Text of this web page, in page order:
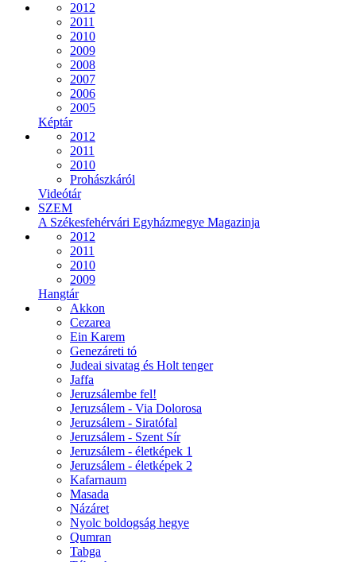
2012
2011
2010
2009
2008
2007
2006
2005
Képtár
2012
2011
2010
Prohászkáról
Videótár
SZEM
A Székesfehérvári Egyházmegye Magazinja
2012
2011
2010
2009
Hangtár
Akkon
Cezarea
Ein Karem
Genezáreti tó
Judeai sivatag és Holt tenger
Jaffa
Jeruzsálembe fel!
Jeruzsálem - Via Dolorosa
Jeruzsálem - Siratófal
Jeruzsálem - Szent Sír
Jeruzsálem - életképek 1
Jeruzsálem - életképek 2
Kafarnaum
Masada
Názáret
Nyolc boldogság hegye
Qumran
Tabga